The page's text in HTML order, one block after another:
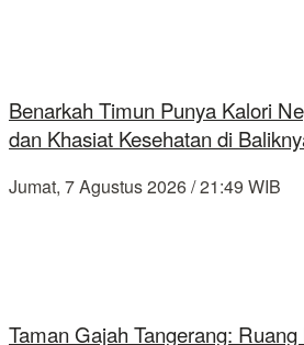
Benarkah Timun Punya Kalori
dan Khasiat Kesehatan di
Jumat, 7 Agustus 2026 / 21:49 WIB
Taman Gajah Tangerang: